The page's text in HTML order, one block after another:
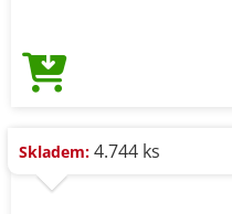
Skladem: 4.744 ks